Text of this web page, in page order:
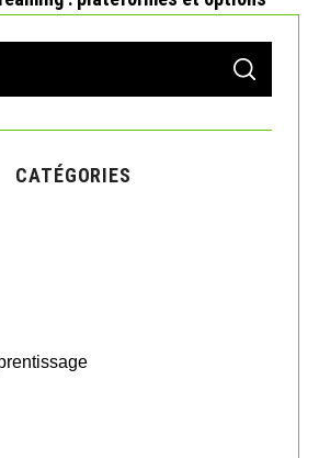
S
A
C
CATÉGORIES